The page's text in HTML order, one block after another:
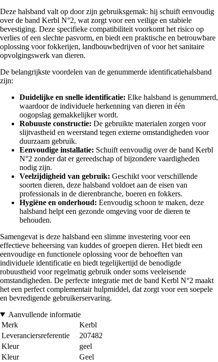
Deze halsband valt op door zijn gebruiksgemak: hij schuift eenvoudig
over de band Kerbl N°2, wat zorgt voor een veilige en stabiele
bevestiging. Deze specifieke compatibiliteit voorkomt het risico op
verlies of een slechte pasvorm, en biedt een praktische en betrouwbare
oplossing voor fokkerijen, landbouwbedrijven of voor het sanitaire
opvolgingswerk van dieren.
De belangrijkste voordelen van de genummerde identificatiehalsband
zijn:
Duidelijke en snelle identificatie: Elke halsband is genummerd,
waardoor de individuele herkenning van dieren in één
oogopslag gemakkelijker wordt.
Robuuste constructie: De gebruikte materialen zorgen voor
slijtvastheid en weerstand tegen externe omstandigheden voor
duurzaam gebruik.
Eenvoudige installatie: Schuift eenvoudig over de band Kerbl
N°2 zonder dat er gereedschap of bijzondere vaardigheden
nodig zijn.
Veelzijdigheid van gebruik: Geschikt voor verschillende
soorten dieren, deze halsband voldoet aan de eisen van
professionals in de dierenbranche, boeren en fokkers.
Hygiëne en onderhoud: Eenvoudig schoon te maken, deze
halsband helpt een gezonde omgeving voor de dieren te
behouden.
Samengevat is deze halsband een slimme investering voor een
effectieve beheersing van kuddes of groepen dieren. Het biedt een
eenvoudige en functionele oplossing voor de behoeften van
individuele identificatie en biedt tegelijkertijd de benodigde
robuustheid voor regelmatig gebruik onder soms veeleisende
omstandigheden. De perfecte integratie met de band Kerbl N°2 maakt
het een perfect complementair hulpmiddel, dat zorgt voor een soepele
en bevredigende gebruikerservaring.
Aanvullende informatie
Merk
Kerbl
Leveranciersreferentie
207482
Kleur
geel
Kleur
Geel